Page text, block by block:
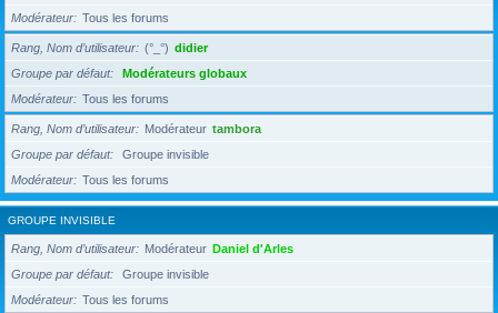
Modérateur
Tous les forums
Rang, Nom d’utilisateur (°_°) didier
Groupe par défaut
Modérateurs globaux
Modérateur
Tous les forums
Rang, Nom d’utilisateur Modérateur tambora
Groupe par défaut
Groupe invisible
Modérateur
Tous les forums
GROUPE INVISIBLE
Rang, Nom d’utilisateur Modérateur Daniel d'Arles
Groupe par défaut
Groupe invisible
Modérateur
Tous les forums